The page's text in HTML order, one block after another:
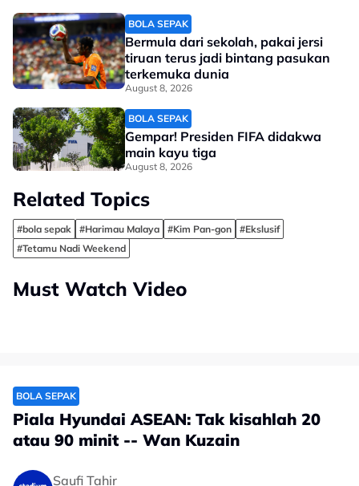
BOLA SEPAK
Bermula dari sekolah, pakai jersi
tiruan terus jadi bintang pasukan
terkemuka dunia
August 8, 2026
BOLA SEPAK
Gempar! Presiden FIFA didakwa
main kayu tiga
August 8, 2026
Related Topics
#bola sepak #Harimau Malaya #Kim Pan-gon
#Ekslusif
#Tetamu Nadi Weekend
Must Watch Video
BOLA SEPAK
Piala Hyundai ASEAN: Tak kisahlah 20
atau 90 minit -- Wan Kuzain
Saufi Tahir